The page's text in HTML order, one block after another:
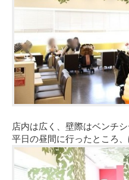
店内は広く、壁際はベンチ
平日の昼間に行ったところ